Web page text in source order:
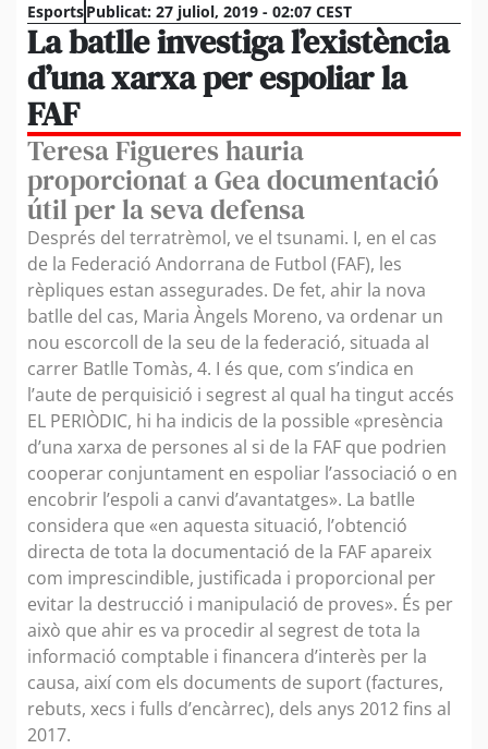
EsportsPublicat: 27 juliol, 2019 - 02:07 CEST
La batlle investiga l’existència
d’una xarxa per espoliar la
FAF
Teresa Figueres hauria
proporcionat a Gea documentació
útil per la seva defensa
Després del terratrèmol, ve el tsunami. I, en el cas
de la Federació Andorrana de Futbol (FAF), les
rèpliques estan assegurades. De fet, ahir la nova
batlle del cas, Maria Àngels Moreno, va ordenar un
nou escorcoll de la seu de la federació, situada al
carrer Batlle Tomàs, 4. I és que, com s’indica en
l’aute de perquisició i segrest al qual ha tingut accés
EL PERIÒDIC, hi ha indicis de la possible «presència
d’una xarxa de persones al si de la FAF que podrien
cooperar conjuntament en espoliar l’associació o en
encobrir l’espoli a canvi d’avantatges». La batlle
considera que «en aquesta situació, l’obtenció
directa de tota la documentació de la FAF apareix
com imprescindible, justificada i proporcional per
evitar la destrucció i manipulació de proves». És per
això que ahir es va procedir al segrest de tota la
informació comptable i financera d’interès per la
causa, així com els documents de suport (factures,
rebuts, xecs i fulls d’encàrrec), dels anys 2012 fins al
2017.